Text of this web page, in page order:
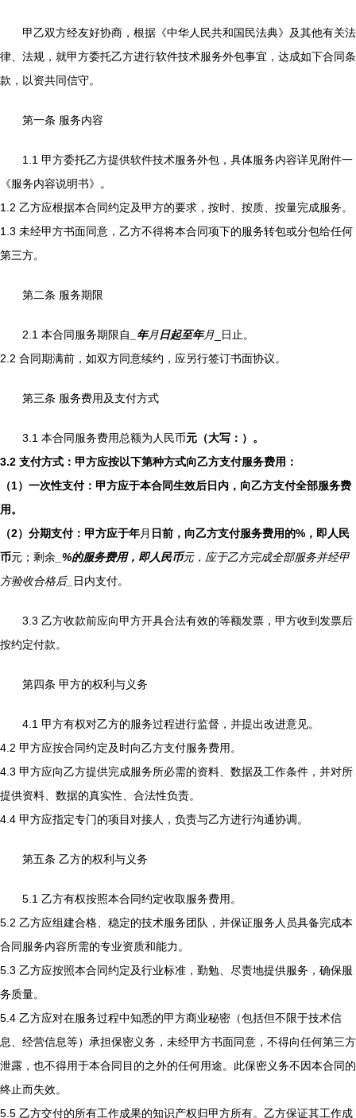
甲乙双方经友好协商，根据《中华人民共和国民法典》及其他有关法
律、法规，就甲方委托乙方进行软件技术服务外包事宜，达成如下合同条
款，以资共同信守。
第一条 服务内容
1.1 甲方委托乙方提供软件技术服务外包，具体服务内容详见附件一
《服务内容说明书》。
1.2 乙方应根据本合同约定及甲方的要求，按时、按质、按量完成服务。
1.3 未经甲方书面同意，乙方不得将本合同项下的服务转包或分包给任何
第三方。
第二条 服务期限
2.1 本合同服务期限自 _年月日起至年月 _日止。
2.2 合同期满前，如双方同意续约，应另行签订书面协议。
第三条 服务费用及支付方式
3.1 本合同服务费用总额为人民币元（大写： ）。
3.2 支付方式：甲方应按以下第种方式向乙方支付服务费用：
（1）一次性支付：甲方应于本合同生效后日内，向乙方支付全部服务费
用。
（2）分期支付：甲方应于年月 日前，向乙方支付服务费用的%，即人民
币元；剩余 _%的服务费用，即人民币元，应于乙方完成全部服务并经甲
方验收合格后_ 日内支付。
3.3 乙方收款前应向甲方开具合法有效的等额发票，甲方收到发票后
按约定付款。
第四条 甲方的权利与义务
4.1 甲方有权对乙方的服务过程进行监督，并提出改进意见。
4.2 甲方应按合同约定及时向乙方支付服务费用。
4.3 甲方应向乙方提供完成服务所必需的资料、数据及工作条件，并对所
提供资料、数据的真实性、合法性负责。
4.4 甲方应指定专门的项目对接人，负责与乙方进行沟通协调。
第五条 乙方的权利与义务
5.1 乙方有权按照本合同约定收取服务费用。
5.2 乙方应组建合格、稳定的技术服务团队，并保证服务人员具备完成本
合同服务内容所需的专业资质和能力。
5.3 乙方应按照本合同约定及行业标准，勤勉、尽责地提供服务，确保服
务质量。
5.4 乙方应对在服务过程中知悉的甲方商业秘密（包括但不限于技术信
息、经营信息等）承担保密义务，未经甲方书面同意，不得向任何第三方
泄露，也不得用于本合同目的之外的任何用途。此保密义务不因本合同的
终止而失效。
5.5 乙方交付的所有工作成果的知识产权归甲方所有。乙方保证其工作成